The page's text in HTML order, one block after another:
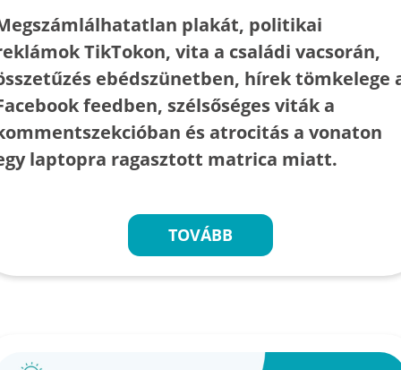
plakát, politikai
TikTokon, vita a családi vacsorán,
ebédszünetben, hírek tömkelege
feedben, szélsőséges viták a
és atrocitás a vonaton
laptopra ragasztott matrica miatt.
TOVÁBB